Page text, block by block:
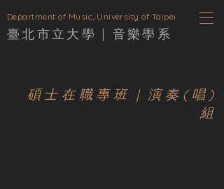
Department of Music, University of Taipei
臺北市立大學 | 音樂學 系
碩士在職專班｜演奏(唱)
組